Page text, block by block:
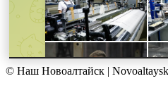
© Наш Новоалтайск |